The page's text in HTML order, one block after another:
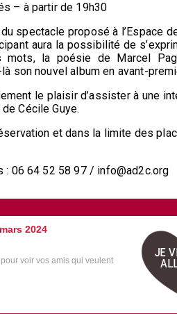
– à partir de 19h30
spectacle proposé à l’Espace
aura la possibilité de
mots, la poésie de Marcel
son nouvel album en avant-
le plaisir d’assister à une
Cécile Guye.
et dans la limite des
: 06 64 52 58 97 / info@ad2c.org
2024
voir vos amis qui veulent
JE